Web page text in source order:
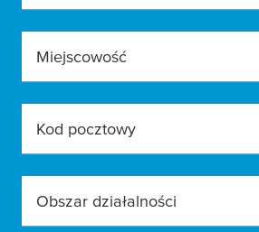
Miejscowość
Kod pocztowy
Obszar działalności